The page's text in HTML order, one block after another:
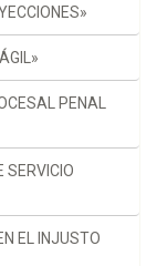
PENAL
SERVICIO
EL INJUSTO